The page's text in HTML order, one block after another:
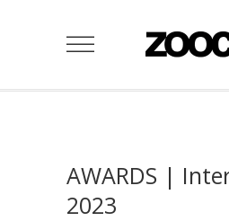
AWARDS |
2023